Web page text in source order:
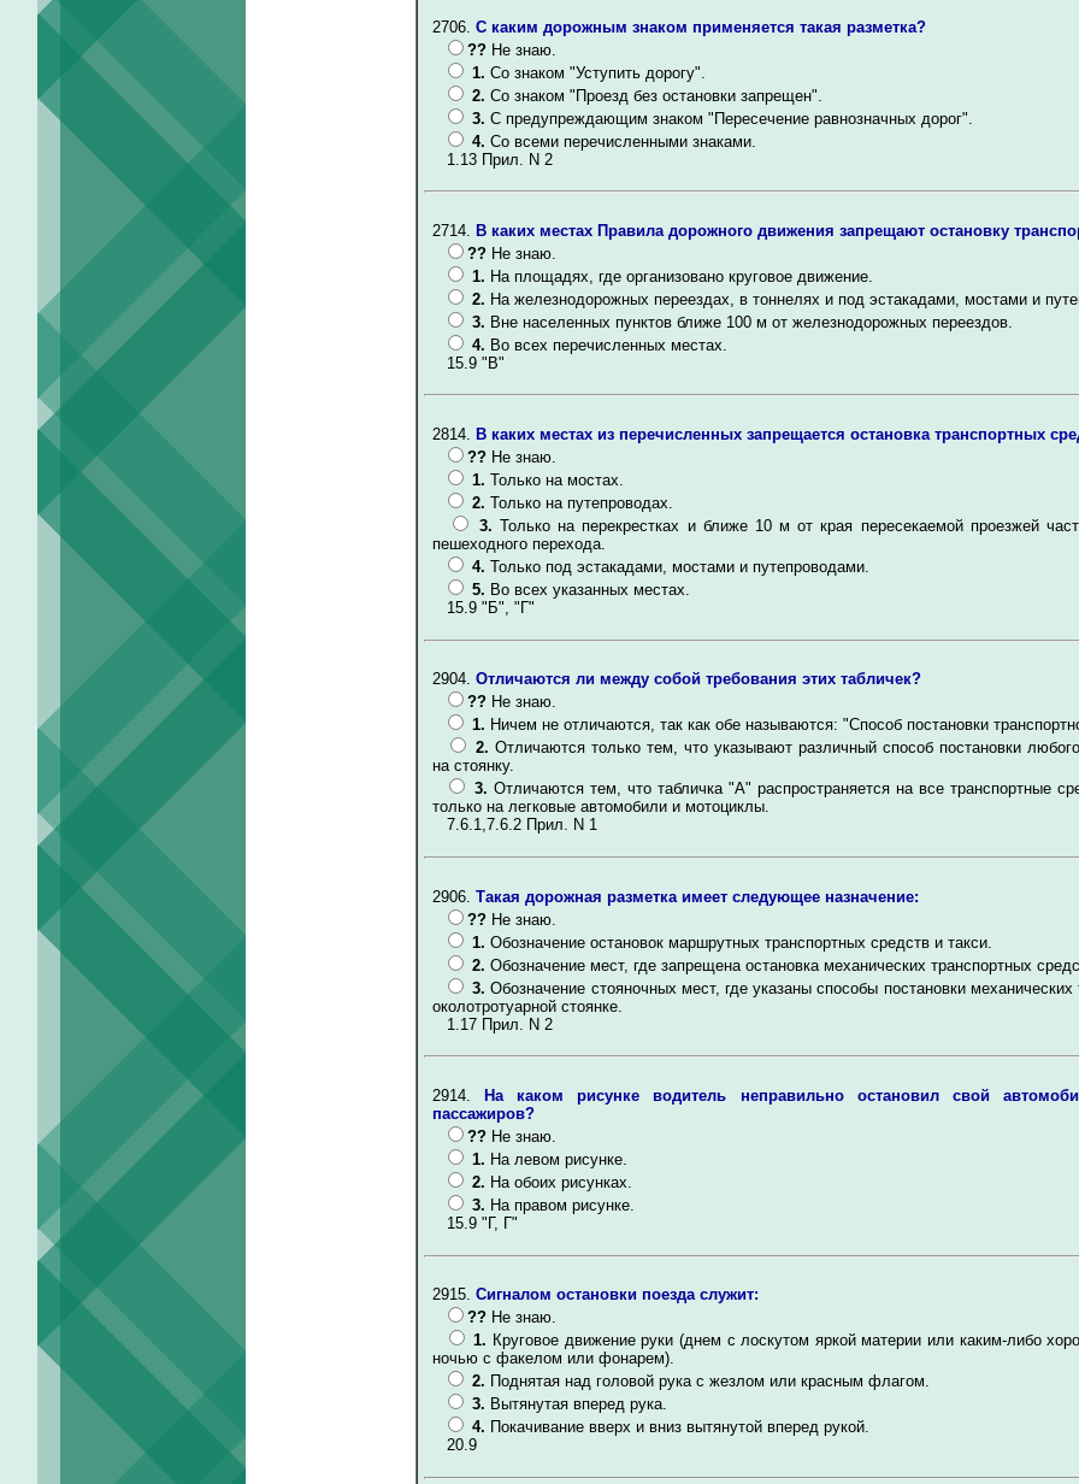
2706. С каким дорожным знаком применяется такая разметка?
?? Не знаю.
1. Со знаком "Уступить дорогу".
2. Со знаком "Проезд без остановки запрещен".
3. С предупреждающим знаком "Пересечение равнозначных дорог".
4. Со всеми перечисленными знаками.
1.13 Прил. N 2
2714.
В каких местах Правила дорожного движения запрещают остановку
?? Не знаю.
1. На площадях, где организовано круговое движение.
2. На железнодорожных переездах, в тоннелях и под эстакадами, мостами и
3. Вне населенных пунктов ближе 100 м от железнодорожных переездов.
4. Во всех перечисленных местах.
15.9 "В"
2814. В каких местах из перечисленных запрещается остановка транспортных
?? Не знаю.
1. Только на мостах.
2. Только на путепроводах.
3.Только на перекрестках и ближе 10 м от края пересекаемой проезжей
пешеходного перехода.
4. Только под эстакадами, мостами и путепроводами.
5. Во всех указанных местах.
15.9 "Б", "Г"
2904. Отличаются ли между собой требования этих табличек?
?? Не знаю.
1. Ничем не отличаются, так как обе называются: "Способ постановки
2. Отличаются только тем, что указывают различный способ постановки
на стоянку.
3.Отличаются тем, что табличка "А" распространяется на все транспортные
только на легковые автомобили и мотоциклы.
7.6.1,7.6.2 Прил. N 1
2906. Такая дорожная разметка имеет следующее назначение:
?? Не знаю.
1. Обозначение остановок маршрутных транспортных средств и такси.
2. Обозначение мест, где запрещена остановка механических транспортных
3.Обозначение стояночных мест, где указаны способы постановки
околотротуарной стоянке.
1.17 Прил. N 2
2914.
На каком рисунке водитель неправильно остановил свой
пассажиров?
?? Не знаю.
1. На левом рисунке.
2. На обоих рисунках.
3. На правом рисунке.
15.9 "Г, Г"
2915. Сигналом остановки поезда служит:
?? Не знаю.
1. Круговое движение руки (днем с лоскутом яркой материи или каким-либо
ночью с факелом или фонарем).
2. Поднятая над головой рука с жезлом или красным флагом.
3. Вытянутая вперед рука.
4. Покачивание вверх и вниз вытянутой вперед рукой.
20.9